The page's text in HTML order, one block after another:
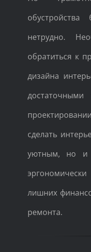
нетрудно.
обратиться к
дизайна
сделать
уютным, но и
лишних
ремонта.